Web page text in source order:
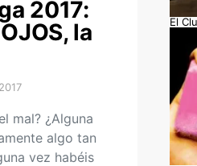
2017:
la
mal? ¿Alguna
algo tan
vez habéis
El